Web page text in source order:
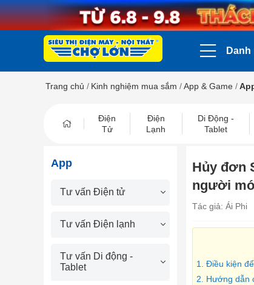
Danh
Trang chủ / Kinh nghiệm mua sắm /App & Game /
Điện
Tử
Điện
Lạnh
Di Động -
Tablet
App
Tư vấn Điện tử
Tư vấn Điện lạnh
Tư vấn Di động -
Tablet
Hủy đơn
người
Tác giả: Ái Phi
1. Điều kiện
2. Hướng dẫn